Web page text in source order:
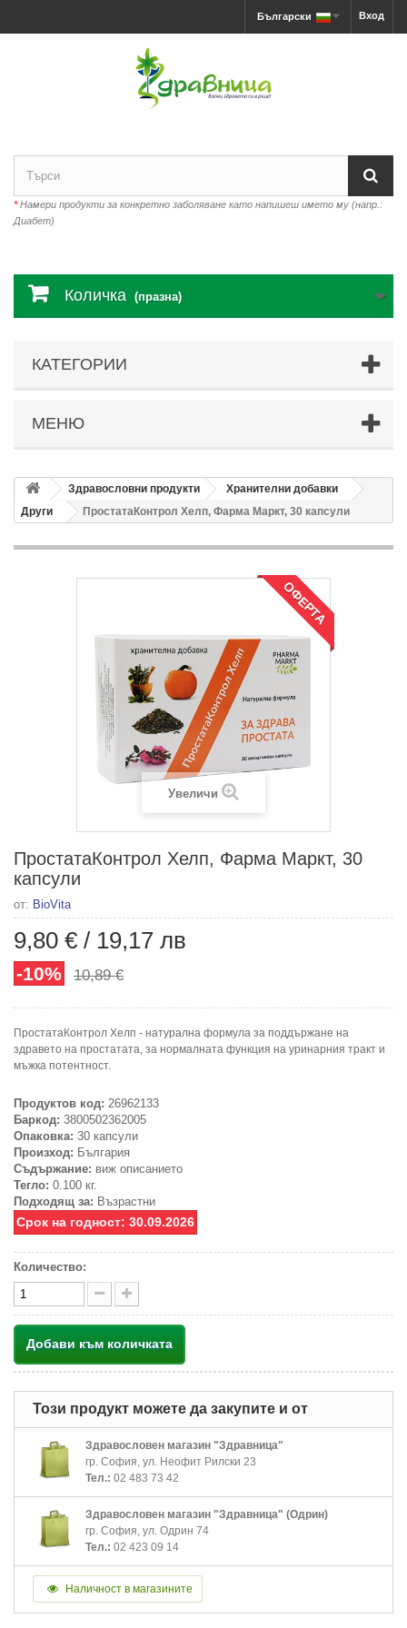
Вход
Български
*Намери продукти за конкретно заболяване като напишеш името му (напр.:
Диабет)
Количка (празна)
КАТЕГОРИИ
МЕНЮ
Здравословни продукти
Хранителни добавки
Други
ПростатаКонтрол Хелп, Фарма Маркт, 30 капсули
ОФЕРТА
Увеличи
ПростатаКонтрол Хелп, Фарма Маркт, 30
капсули
от: BioVita
9,80 € / 19,17 лв
-10% 10,89 €
ПростатаКонтрол Хелп - натурална формула за поддържане на
здравето на простатата, за нормалната функция на уринарния тракт и
мъжка потентност.
Продуктов код: 26962133
Баркод: 3800502362005
Опаковка: 30 капсули
Произход: България
Съдържание: виж описанието
Тегло: 0.100 кг.
Подходящ за: Възрастни
Срок на годност: 30.09.2026
Количество:
Добави към количката
Този продукт можете да закупите и от
Здравословен магазин "Здравница"
гр. София, ул. Неофит Рилски 23
Тел.: 02 483 73 42
Здравословен магазин "Здравница" (Одрин)
гр. София, ул. Одрин 74
Тел.: 02 423 09 14
Наличност в магазините